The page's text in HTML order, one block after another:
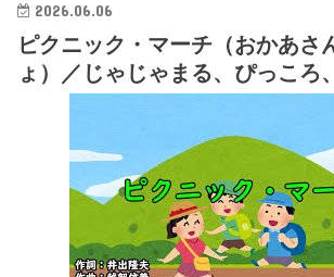
2026.06.06
ピクニック・マーチ（おかあさ
ょ）／じゃじゃまる、ぴっころ